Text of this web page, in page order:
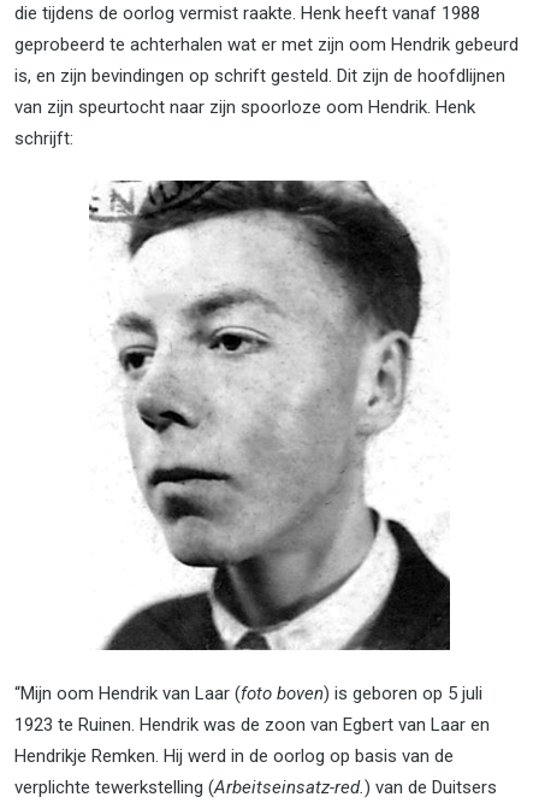
die tijdens de oorlog vermist raakte. Henk heeft vanaf 1988
geprobeerd te achterhalen wat er met zijn oom Hendrik gebeurd
is, en zijn bevindingen op schrift gesteld. Dit zijn de hoofdlijnen
van zijn speurtocht naar zijn spoorloze oom Hendrik. Henk
schrijft:
“Mijn oom Hendrik van Laar (foto boven) is geboren op 5 juli
1923 te Ruinen. Hendrik was de zoon van Egbert van Laar en
Hendrikje Remken. Hij werd in de oorlog op basis van de
verplichte tewerkstelling (Arbeitseinsatz-red.) van de Duitsers